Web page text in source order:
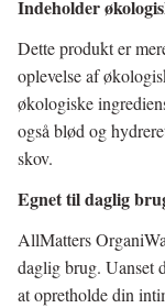
Indeholder
Dette produkt er
oplevelse af
økologiske
også blød og
skov.
Egnet til daglig
AllMatters
daglig brug. Uanset
at opretholde din